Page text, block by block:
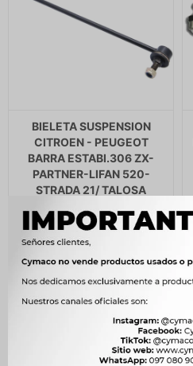
BIELETA SUSPENSION
CITROEN - PEUGEOT
BARRA ESTABI.306 ZX-
PARTNER-LIFAN 520-
STRADA 21/ TALOSA
$600 $ 615
$510